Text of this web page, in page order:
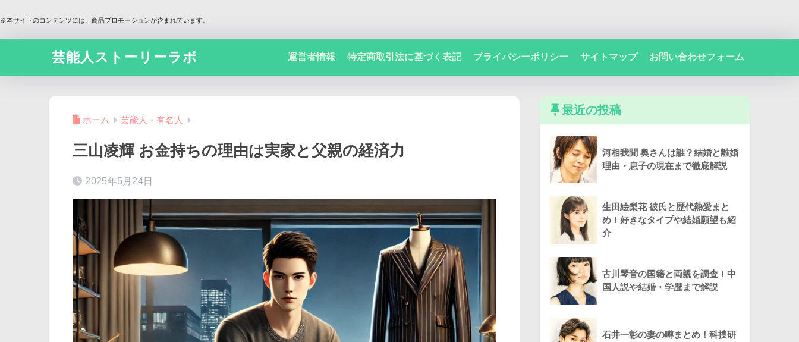
※本サイトのコンテンツには、商品プロモーションが含まれています。
芸能人ストーリーラボ 運営者情報 特定商取引法に基づく表記 プライバシーポリシー サイトマップ お問い合わせフォーム
ホーム 芸能人・有名人
三山凌輝 お金持ちの理由は実家と父親の経済力
2025年5月24日
最近の投稿
河相我聞 奥さんは誰？結婚と離婚
理由・息子の現在まで徹底解説
生田絵梨花 彼氏と歴代熱愛まと
め！好きなタイプや結婚願望も紹
介
古川琴音の国籍と両親を調査！中
国人説や結婚・学歴まで解説
石井一彰の妻の噂まとめ！科捜研